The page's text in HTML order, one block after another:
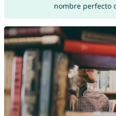
nombre perfecto